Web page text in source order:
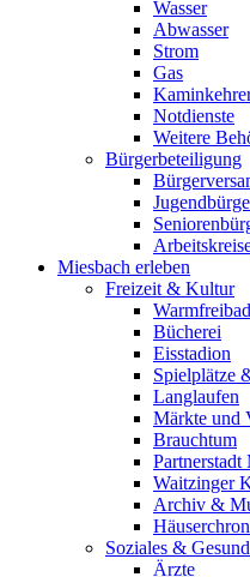
Wasser
Abwasser
Strom
Gas
Notdienste
Weitere
Bürgerbeteiligung
Miesbach erleben
Freizeit & Kultur
Bücherei
Eisstadion
Spielplätze
Langlaufen
Märkte und
Brauchtum
Partnerstadt
Waitzinger
Archiv &
Soziales &
Ärzte